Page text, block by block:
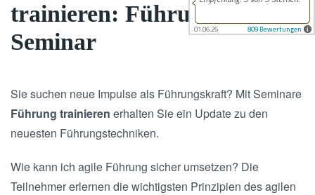
trainieren: Führungs-
Seminar
Sie suchen neue Impulse als Führungskraft? Mit Seminare
Führung trainieren erhalten Sie ein Update zu den
neuesten Führungstechniken.
Wie kann ich agile Führung sicher umsetzen? Die
Teilnehmer erlernen die wichtigsten Prinzipien des agilen